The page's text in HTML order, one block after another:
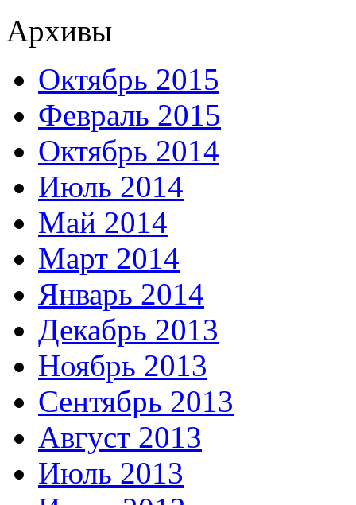
Архивы
Октябрь 2015
Февраль 2015
Октябрь 2014
Июль 2014
Май 2014
Март 2014
Январь 2014
Декабрь 2013
Ноябрь 2013
Сентябрь 2013
Август 2013
Июль 2013